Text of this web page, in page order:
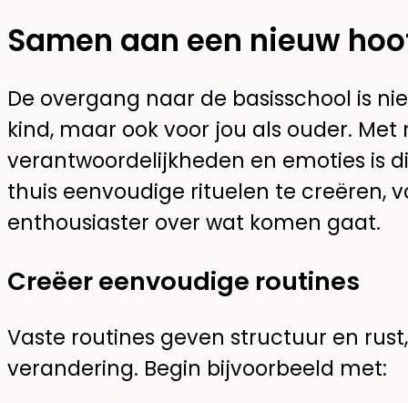
Samen aan een nieuw
De overgang naar de basisschool is
kind, maar ook voor jou als ouder. Met
verantwoordelijkheden en emoties is
thuis eenvoudige rituelen te creëren,
enthousiaster over wat komen gaat.
Creëer eenvoudige routines
Vaste routines geven structuur en
verandering. Begin bijvoorbeeld met: